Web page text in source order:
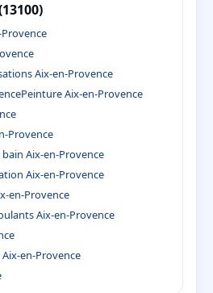
Aix-en-Provence
Peinture Aix-en-Provence
Provence
Aix-en-Provence
Aix-en-Provence
en-Provence
Aix-en-Provence
en-Provence